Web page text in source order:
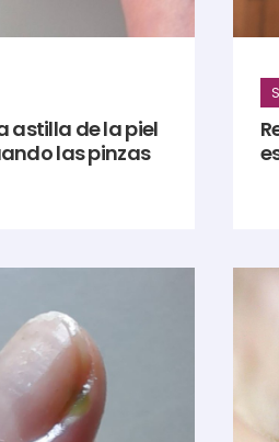
astilla de la piel
las pinzas